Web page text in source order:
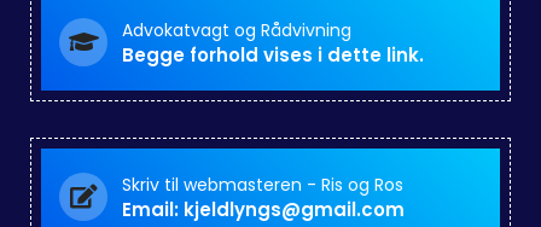
Advokatvagt og Rådvivning
Begge forhold vises i dette link.
Skriv til webmasteren - Ris og Ros
Email: kjeldlyngs@gmail.com